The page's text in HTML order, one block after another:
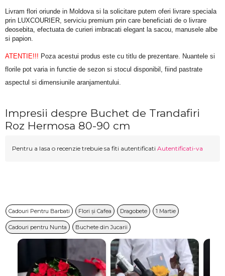
Livram flori oriunde in Moldova si la solicitare putem oferi livrare speciala
prin LUXCOURIER, serviciu premium prin care beneficiati de o livrare
deosebita, efectuata de curieri imbracati elegant la sacou, manusele albe
si papion.
ATENTIE!!! Poza acestui produs este cu titlu de prezentare. Nuantele si
florile pot varia in functie de sezon si stocul disponibil, fiind pastrate
aspectul si dimensiunile aranjamentului.
Impresii despre Buchet de Trandafiri
Roz Hermosa 80-90 cm
Pentru a lasa o recenzie trebuie sa fiti autentificati Autentificati-va
Cadouri Pentru Barbati Flori și Cafea Dragobete 1 Martie
Cadouri pentru Nunta Buchete din Jucarii